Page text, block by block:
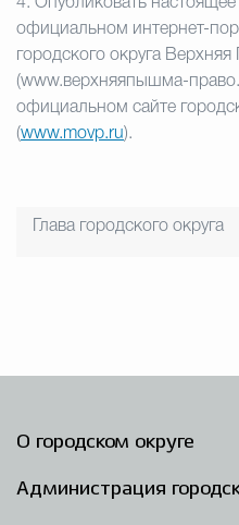
4. Опубликовать
официальном интернет-
городского округа
(www.верхняяпышма-
официальном сайте
(www.movp.ru).
Глава городского округа
О городском округе
Администрация